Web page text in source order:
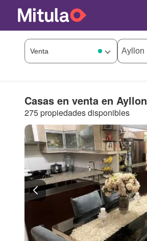
Casas en venta en Ayllon
275 propiedades disponibles